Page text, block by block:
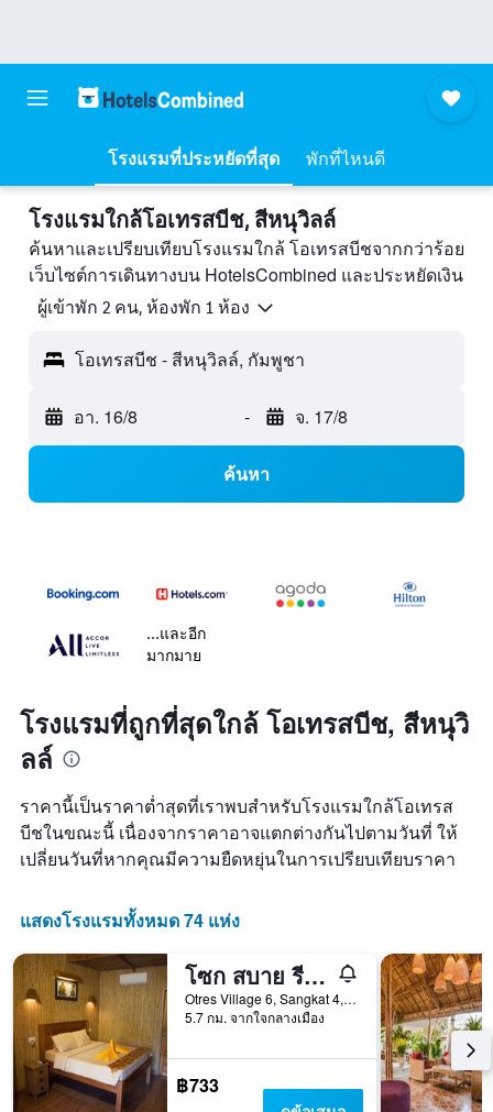
โรงแรมที่ประหยัดที่สุด พักที่ไหนดี
โรงแรมใกล้โอเทรสบีช, สีหนุวิลล์
ค้นหาและเปรียบเทียบโรงแรมใกล้ โอเทรสบีชจากกว่าร้อย
เว็บไซต์การเดินทางบน HotelsCombined และประหยัดเงิน
ผู้เข้าพัก 2 คน, ห้องพัก 1 ห้อง
โอเทรสบีช - สีหนุวิลล์, กัมพูชา
อา. 16/8 - จ. 17/8
ค้นหา
...และอีก
มากมาย
โรงแรมที่ถูกที่สุดใกล้ โอเทรสบีช, สีหนุวิ
ลล์
ราคานี้เป็นราคาต่ำสุดที่เราพบสำหรับโรงแรมใกล้โอเทรส
บีชในขณะนี้ เนื่องจากราคาอาจแตกต่างกันไปตามวันที่ ให้
เปลี่ยนวันที่หากคุณมีความยืดหยุ่นในการเปรียบเทียบราคา
แสดงโรงแรมทั้งหมด 74 แห่ง
โซก สบาย รีสอร์ท
Otres Village 6, Sangkat 4, สีหนุวิลล์, กัมพูชา
5.7 กม. จากใจกลางเมือง
฿733